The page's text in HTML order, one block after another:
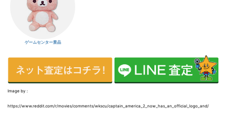
ゲームセンター景品
Image by：
https://www.reddit.com/r/movies/comments/wkscu/captain_america_2_now_has_an_official_logo_and/